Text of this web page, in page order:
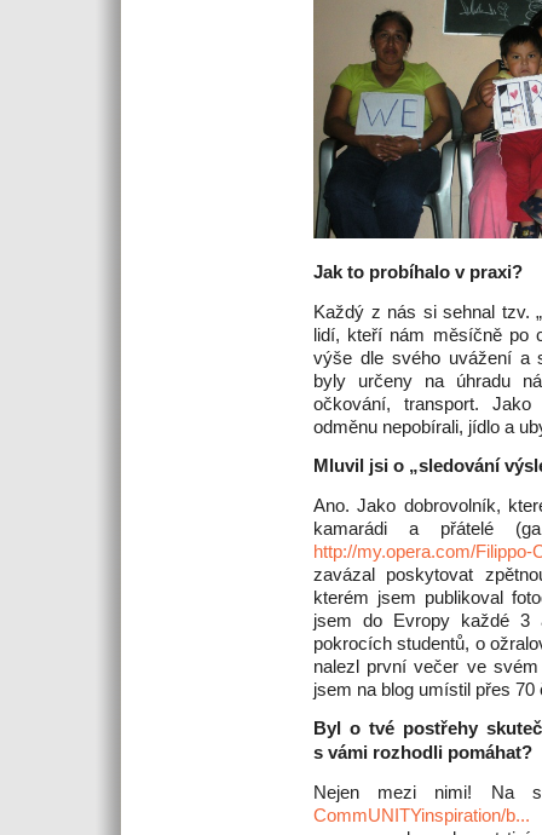
Jak to probíhalo v praxi?
Každý z nás si sehnal tzv.
lidí, kteří nám měsíčně po
výše dle svého uvážení a
byly určeny na úhradu
očkování, transport. Jako
odměnu nepobírali, jídlo a
Mluvil jsi o „sledování
Ano. Jako dobrovolník,
kamarádi a přátelé
http://my.opera.com/Filippo-
zavázal poskytovat
kterém jsem publikoval
jsem do Evropy každé 3
pokrocích studentů, o
nalezl první večer ve
jsem na blog umístil přes
Byl o tvé postřehy
s vámi rozhodli pomáhat?
Nejen mezi nimi! Na
CommUNITYinspiration/b...